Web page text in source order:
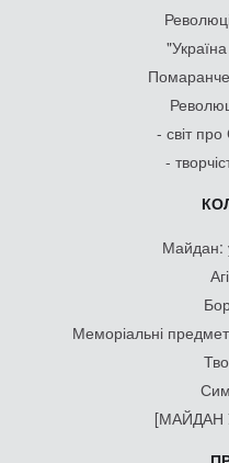
- світ
-
Майдан:
Меморіальні
[МАЙДАН